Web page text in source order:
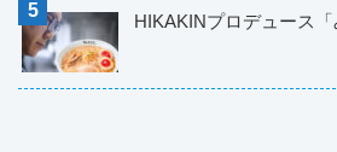
HIKAKINプロデュース